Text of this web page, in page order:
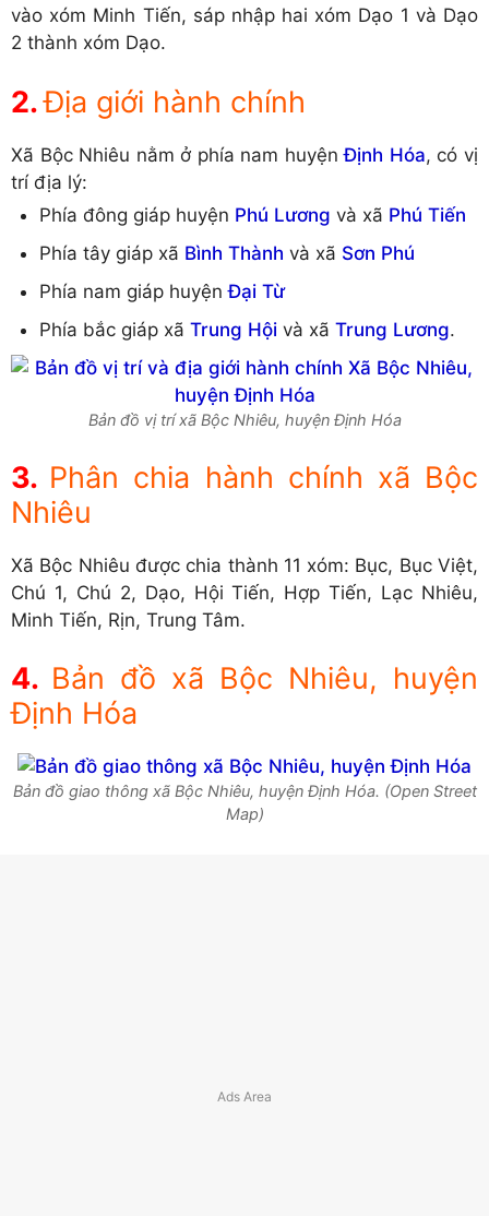
vào xóm Minh Tiến, sáp nhập hai xóm Dạo 1 và Dạo
2 thành xóm Dạo.
Địa giới hành chính
Xã Bộc Nhiêu nằm ở phía nam huyệnĐịnh Hóa, có vị
trí địa lý:
Phía đông giáp huyện Phú Lương và xã Phú Tiến
Phía tây giáp xã Bình Thành và xã Sơn Phú
Phía nam giáp huyệnĐại Từ
Phía bắc giáp xã Trung Hộivà xã Trung Lương.
Bản đồ vị trí xã Bộc Nhiêu, huyện Định Hóa
Phân chia hành chính xã Bộc
Nhiêu
Xã Bộc Nhiêu được chia thành 11 xóm: Bục, Bục Việt,
Chú 1, Chú 2, Dạo, Hội Tiến, Hợp Tiến, Lạc Nhiêu,
Minh Tiến, Rịn, Trung Tâm.
Bản đồ xã Bộc Nhiêu, huyện
Định Hóa
Bản đồ giao thông xã Bộc Nhiêu, huyện Định Hóa. (Open Street
Map)